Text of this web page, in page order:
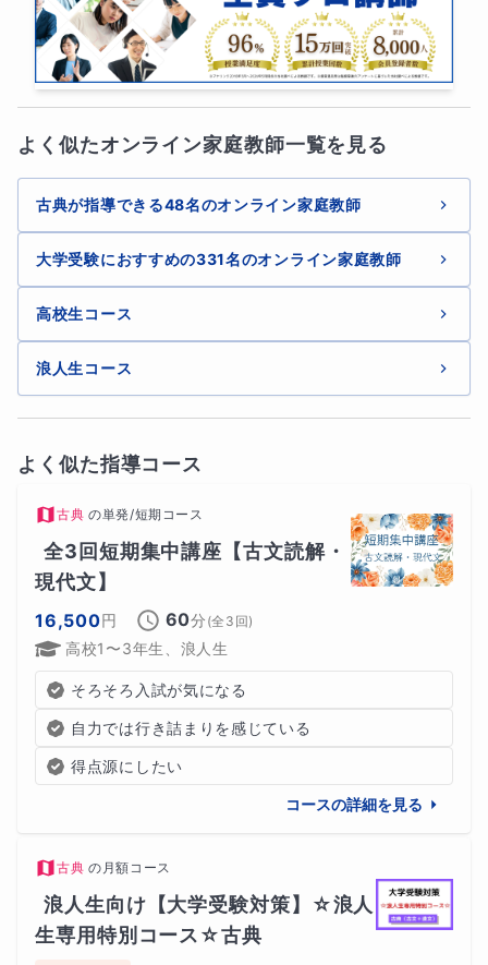
よく似たオンライン家庭教師一覧を見る
古典が指導できる48名のオンライン家庭教師
大学受験におすすめの331名のオンライン家庭教師
高校生コース
浪人生コース
よく似た指導コース
古典 の単発/短期コース
全3回短期集中講座【古文読解・
現代文】
16,500円 60分 (全 3 回)
高校1〜3年生、浪人生
そろそろ入試が気になる
自力では行き詰まりを感じている
得点源にしたい
コースの詳細を見る
古典 の 月額コース
浪人生向け【大学受験対策】☆浪人
生専用特別コース☆古典